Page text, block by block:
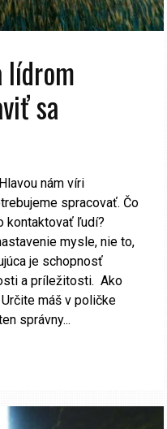
lídrom
sa
nám víri
spracovať. Čo
kontaktovať ľudí?
mysle, nie to,
je schopnosť
a príležitosti. Ako
máš v poličke
správny...